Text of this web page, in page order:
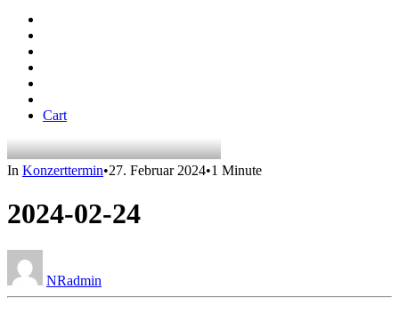
Cart
In Konzerttermin•27. Februar 2024•1 Minute
2024-02-24
NRadmin